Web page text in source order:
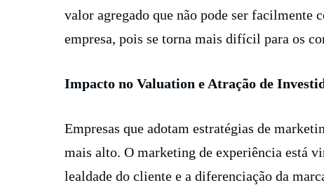
valor agregado que não pode ser facilmente
empresa, pois se torna mais difícil para os
Impacto no Valuation e Atração de
Empresas que adotam estratégias de
mais alto. O marketing de experiência está
lealdade do cliente e a diferenciação da